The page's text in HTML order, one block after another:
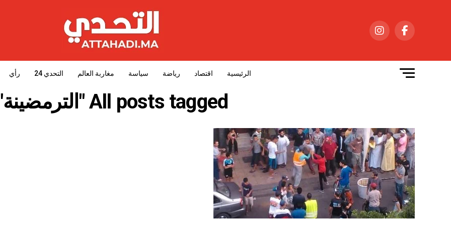
الرئيسية اقتصاد رياضة سياسة مغاربة العالم التحدي 24 رأي
All posts tagged "الترمضينة"